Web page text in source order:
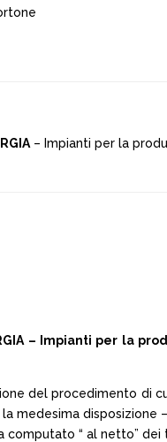
– Impianti per la
– Impianti per la
del procedimento di
medesima
“ al netto” dei